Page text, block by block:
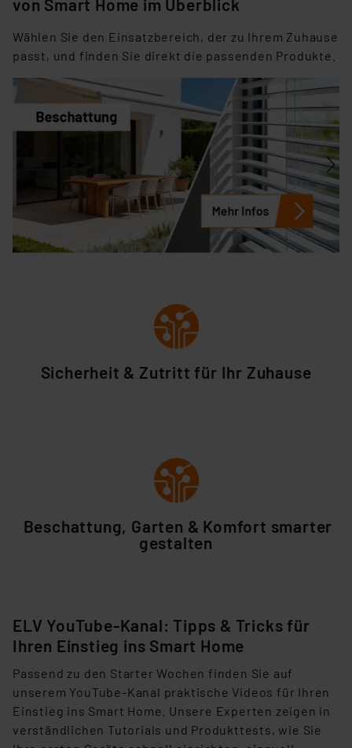
Die Rechtmäßigkeit der Speicherung, Abrufung und
Weiterverarbeitung dieser Daten zur Auswertung und
unberührt. Ihre Browser-Einstellungen können dazu
führen, dass die Einstellungen nicht längerfristig
gespeichert werden und dieses Banner erneut
„Einige Drittanbieter verarbeiten personenbezogene
Daten in den USA. Ihre Einwilligung zur Einbindung von
Cookies dieser Drittanbieter umfasst daher ggf. auch
die Verarbeitung Ihrer Daten in den USA gemäß Art. 49
Angemessenheitsbeschluss der EU. Dies bedeutet,
dass die USA als Land mit unzureichendem
besteht etwa das Risiko, dass US-Behörden
sich auf die Standarddatenschutzklauseln der
Europäischen Kommission sowie einer eigenen
Beurteilung der mit der Datenübermittlung,
insbesondere der Art der übermittelten Daten,
verbundenen Risiken.“
von Smart Home im Überblick
Wählen Sie den Einsatzbereich, der zu Ihrem Zuhause
passt, und finden Sie direkt die passenden Produkte.
Sicherheit & Zutritt für Ihr Zuhause
Beschattung, Garten & Komfort smarter
gestalten
ELV YouTube-Kanal: Tipps & Tricks für
Ihren Einstieg ins Smart Home
Passend zu den Starter Wochen finden Sie auf
unserem YouTube-Kanal praktische Videos für Ihren
Einstieg ins Smart Home. Unsere Experten zeigen in
verständlichen Tutorials und Produkttests, wie Sie